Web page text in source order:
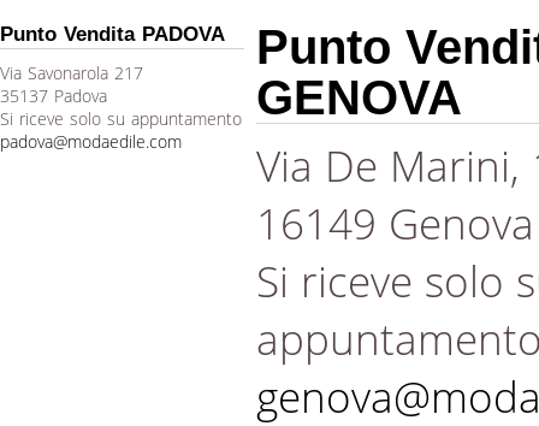
Punto Vendita PADOVA
Via Savonarola 217
35137 Padova
Si riceve solo su appuntamento
padova@modaedile.com
Punto
GENOVA
Via De Marini,
16149 Genova
Si riceve solo